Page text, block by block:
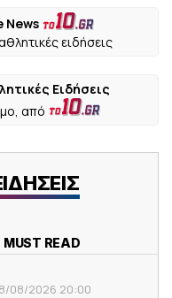
News
ειδήσεις
Ειδήσεις
από
MUST READ
08/2026 20:00